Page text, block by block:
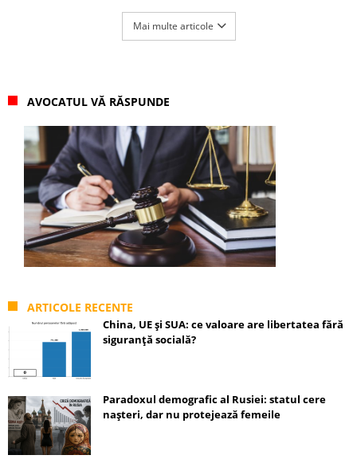
Mai multe articole
AVOCATUL VĂ RĂSPUNDE
ARTICOLE RECENTE
China, UE și SUA: ce valoare are libertatea fără
siguranță socială?
Paradoxul demografic al Rusiei: statul cere
nașteri, dar nu protejează femeile